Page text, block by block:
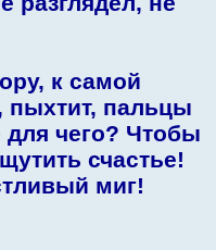
к самой
пыхтит, пальцы
для чего? Чтобы
счастье!
миг!